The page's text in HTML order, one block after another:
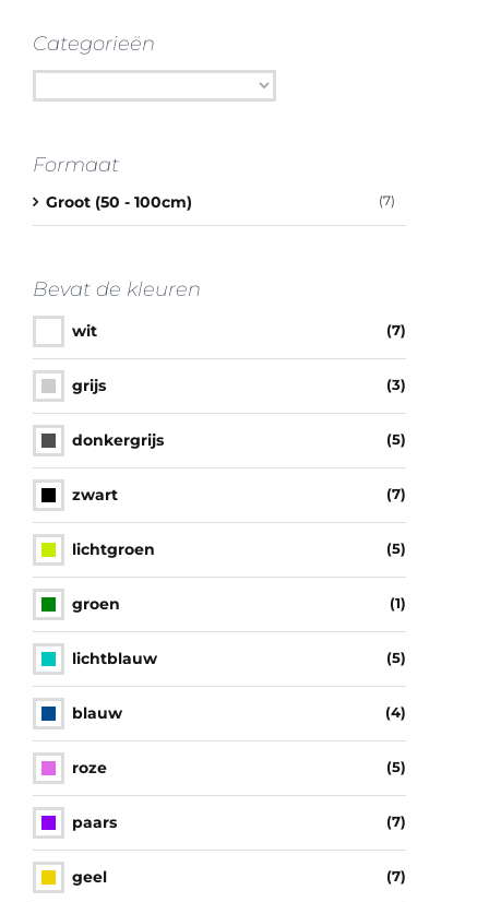
Categorieën
Formaat
Groot (50 - 100cm) (7)
Bevat de kleuren
wit (7)
grijs (3)
donkergrijs (5)
zwart (7)
lichtgroen (5)
groen (1)
lichtblauw (5)
blauw (4)
roze (5)
paars (7)
geel (7)